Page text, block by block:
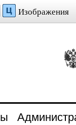
Изображения